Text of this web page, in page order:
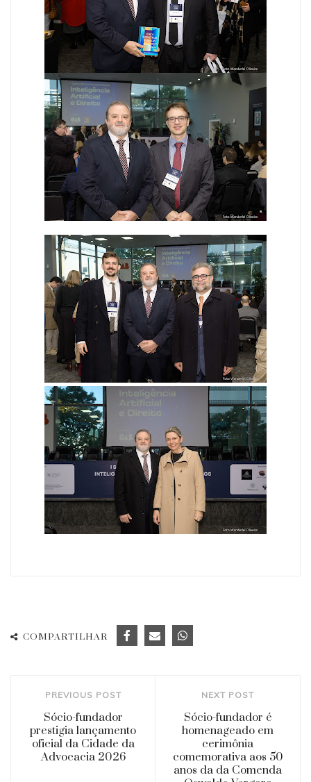
COMPARTILHAR
PREVIOUS POST
Sócio-fundador
prestigia lançamento
oficial da Cidade da
Advocacia 2026
NEXT POST
Sócio-fundador é
homenageado em
cerimônia
comemorativa aos 50
anos da da Comenda